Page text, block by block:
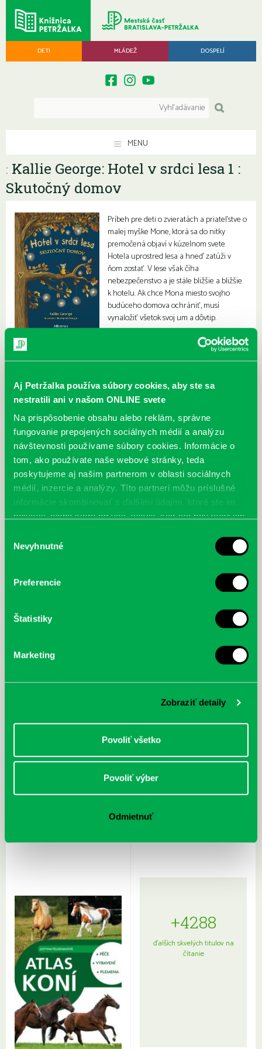
Aj Petržalka používa súbory cookies, aby ste sa
nestratili ani v našom ONLINE svete
Na prispôsobenie obsahu alebo reklám, správne
fungovanie prepojených sociálnych médií a analýzu
návštevnosti používame súbory cookies. Informácie o
tom, ako používate naše webové stránky, teda
poskytujeme aj našim partnerom v oblasti sociálnych
médií, inzercie a analýzy. Títo partneri môžu príslušné
informácie skombinovať s ďalšími údajmi, ktoré ste im
poskytli, alebo ktoré od vás získali, keď ste používali ich
súhlasu
Nevyhnutné
Preferencie
Štatistiky
Marketing
Zobraziť detaily
Povoliť všetko
Povoliť výber
Odmietnuť
DETI MLÁDEŽ DOSPELÍ
MENU
: Kallie George: Hotel v srdci lesa 1 :
Skutočný domov
Príbeh pre deti o zvieratách a priateľstve o
malej myške Mone, ktorá sa do nitky
premočená objaví v kúzelnom svete
Hotela uprostred lesa a hneď zatúži v
ňom zostať. V lese však číha
nebezpečenstvo a je stále bližšie a bližšie
k hotelu. Ak chce Mona miesto svojho
budúceho domova ochrániť, musí
vynaložiť všetok svoj um a dôvtip.
cyklistu modernej doby:
nezastaviteľný
Sprievodca po hviezdnej oblohe
kompletný sprievodca
+4288
ďalších skvelých titulov na
čítanie